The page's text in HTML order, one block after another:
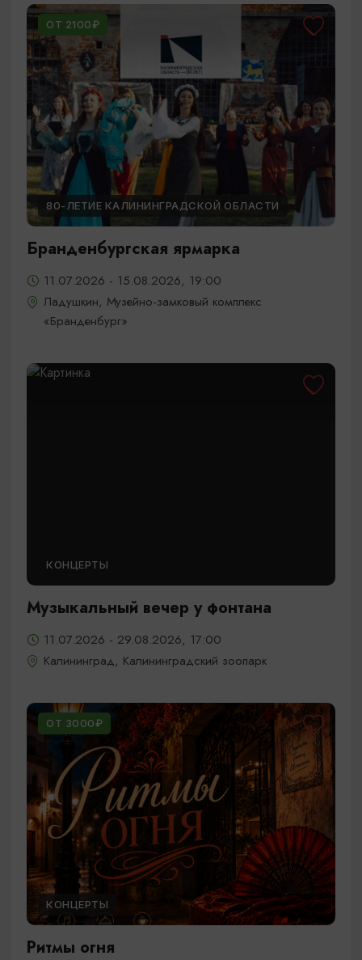
ОТ 2100₽
80-ЛЕТИЕ КАЛИНИНГРАДСКОЙ ОБЛАСТИ
Бранденбургская ярмарка
11.07.2026 - 15.08.2026, 19:00
Ладушкин, Музейно-замковый комплекс
«Бранденбург»
КОНЦЕРТЫ
Музыкальный вечер у фонтана
11.07.2026 - 29.08.2026, 17:00
Калининград, Калининградский зоопарк
ОТ 3000₽
КОНЦЕРТЫ
Ритмы огня